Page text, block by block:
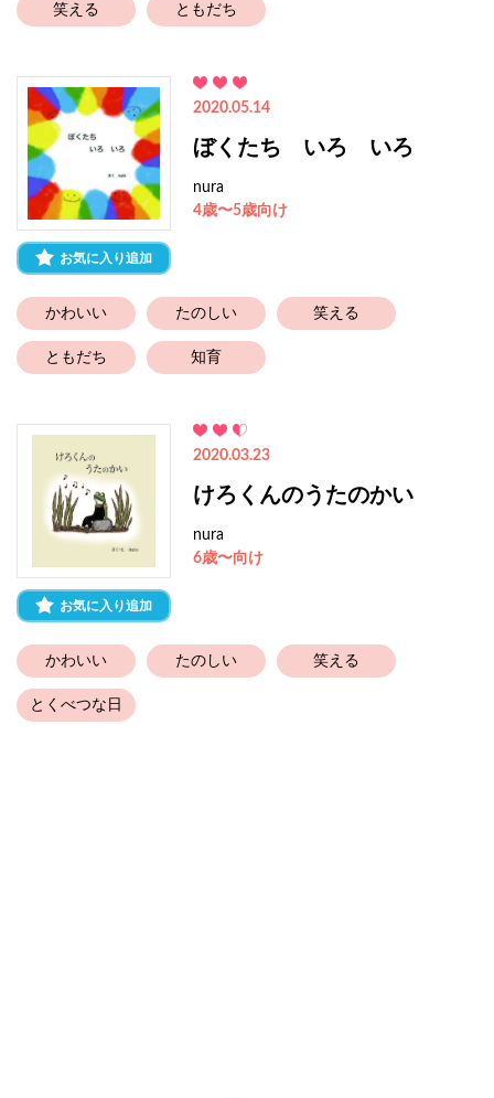
笑える ともだち
お気に入り追加
2020.05.14
ぼくたち いろ いろ
nura
4歳〜5歳向け
かわいい たのしい 笑える
ともだち 知育
お気に入り追加
2020.03.23
けろくんのうたのかい
nura
6歳〜向け
かわいい たのしい 笑える
とくべつな日